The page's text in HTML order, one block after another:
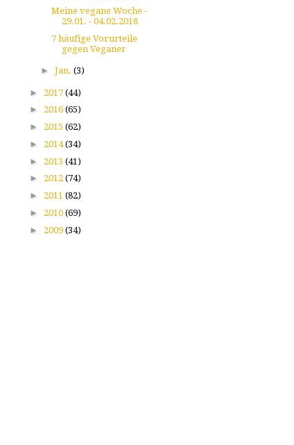
Meine vegane Woche -
29.01. - 04.02.2018
7 häufige Vorurteile
gegen Veganer
► Jan. (3)
► 2017 (44)
► 2016 (65)
► 2015 (62)
► 2014(34)
► 2013 (41)
► 2012 (74)
► 2011 (82)
► 2010 (69)
► 2009 (34)